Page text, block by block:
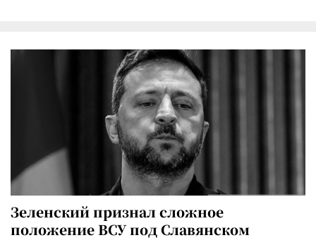
Зеленский признал сложное
положение ВСУ под Славянском